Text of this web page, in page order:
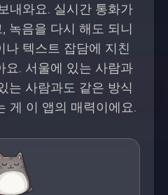
내와요. 실시간 통화가
녹음을 다시 해도 되니
나 텍스트 잡담에 지친
요. 서울에 있는 사람과
는 사람과도 같은 방식
게 이 앱의 매력이에요.